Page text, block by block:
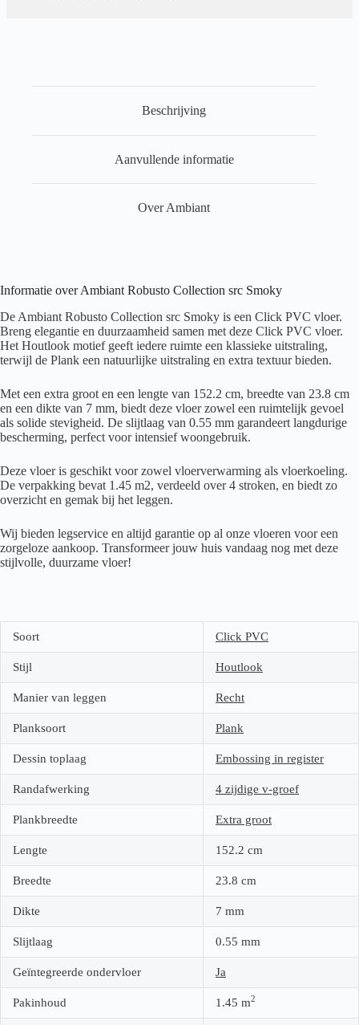
Beschrijving
Aanvullende informatie
Over Ambiant
Informatie over Ambiant Robusto Collection src Smoky
De Ambiant Robusto Collection src Smoky is een Click PVC vloer.
Breng elegantie en duurzaamheid samen met deze Click PVC vloer.
Het Houtlook motief geeft iedere ruimte een klassieke uitstraling,
terwijl de Plank een natuurlijke uitstraling en extra textuur bieden.
Met een extra groot en een lengte van 152.2 cm, breedte van 23.8 cm
en een dikte van 7 mm, biedt deze vloer zowel een ruimtelijk gevoel
als solide stevigheid. De slijtlaag van 0.55 mm garandeert langdurige
bescherming, perfect voor intensief woongebruik.
Deze vloer is geschikt voor zowel vloerverwarming als vloerkoeling.
De verpakking bevat 1.45 m2, verdeeld over 4 stroken, en biedt zo
overzicht en gemak bij het leggen.
Wij bieden legservice en altijd garantie op al onze vloeren voor een
zorgeloze aankoop. Transformeer jouw huis vandaag nog met deze
stijlvolle, duurzame vloer!
Soort Click PVC
Stijl Houtlook
Manier van leggen Recht
Planksoort Plank
Dessin toplaag Embossing in register
Randafwerking 4 zijdige v-groef
Plankbreedte Extra groot
Lengte 152.2 cm
Breedte 23.8 cm
Dikte 7 mm
Slijtlaag 0.55 mm
Geïntegreerde ondervloer Ja
Pakinhoud 1.45 m2